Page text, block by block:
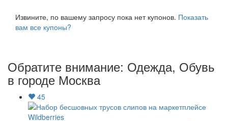
Извините, по вашему запросу пока нет купонов. Показать
вам все купоны?
Обратите внимание: Одежда, Обувь
в городе Москва
45